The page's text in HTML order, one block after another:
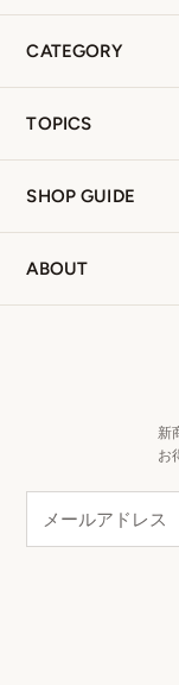
CATEGORY
TOPICS
SHOP GUIDE
ABOUT
新
お